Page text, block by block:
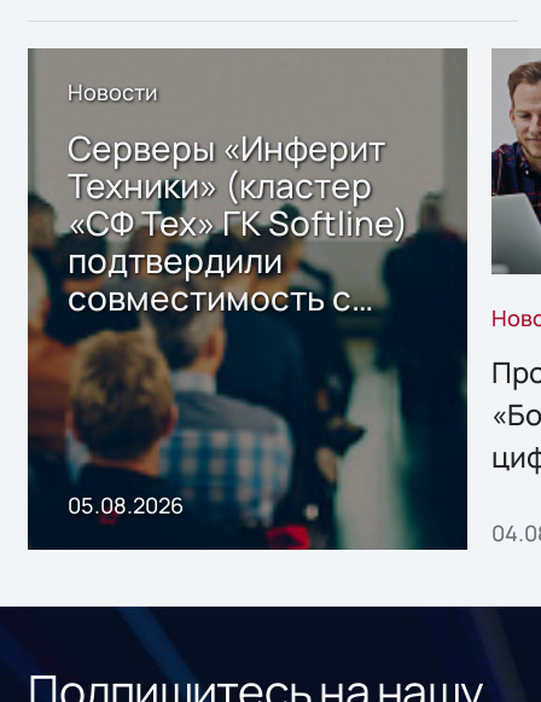
Новости
Серверы «Инферит
Техники» (кластер
«СФ Тех» ГК Softline)
подтвердили
совместимость с
решением Sharx
Storage 2.x для
хранения данных
05.08.2026